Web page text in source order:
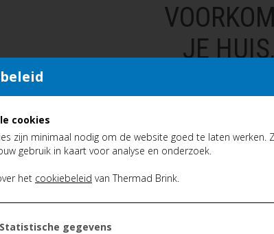
cookies
zijn minimaal nodig om de website goed te laten werken.
gebruik in kaart voor analyse en onderzoek.
het cookiebeleid van Thermad Brink.
Statistische gegevens
JE
Een ventilatiesysteem
vervuilde lucht uit
en gezonde lucht
stap 1 om je woning